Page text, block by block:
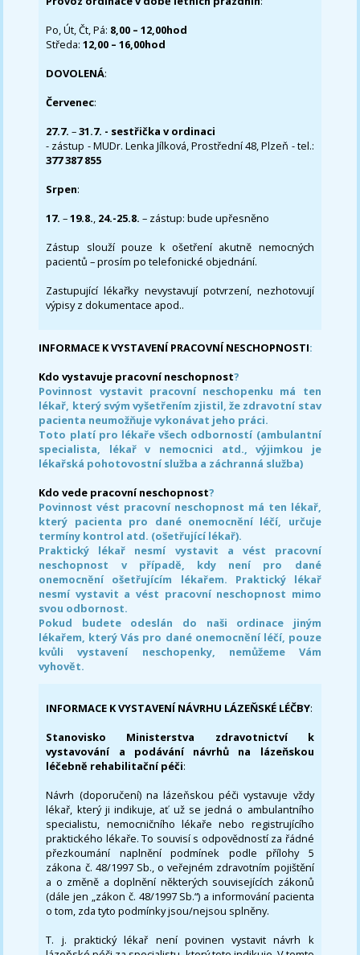
Po, Út, Čt, Pá: 8,00 – 12,00hod
Středa:12,00 – 16,00hod
DOVOLENÁ:
Červenec:
27.7.–31.7. - sestřička v ordinaci
- zástup - MUDr. Lenka Jílková, Prostřední 48, Plzeň - tel.:
377 387 855
Srpen:
17. –19.8., 24.-25.8. – zástup: bude upřesněno
Zástup slouží pouze k ošetření akutně nemocných
pacientů – prosím po telefonické objednání.
Zastupující lékařky nevystavují potvrzení, nezhotovují
výpisy z dokumentace apod..
INFORMACE K VYSTAVENÍ PRACOVNÍ NESCHOPNOSTI:
Kdo vystavuje pracovní neschopnost?
Povinnost vystavit pracovní neschopenku má ten
lékař, který svým vyšetřením zjistil, že zdravotní stav
pacienta neumožňuje vykonávat jeho práci.
Toto platí pro lékaře všech odborností (ambulantní
specialista, lékař v nemocnici atd., výjimkou je
lékařská pohotovostní služba a záchranná služba)
Kdo vede pracovní neschopnost?
Povinnost vést pracovní neschopnost má ten lékař,
který pacienta pro dané onemocnění léčí, určuje
termíny kontrol atd. (ošetřující lékař).
Praktický lékař nesmí vystavit a vést pracovní
neschopnost v případě, kdy není pro dané
onemocnění ošetřujícím lékařem. Praktický lékař
nesmí vystavit a vést pracovní neschopnost mimo
svou odbornost.
Pokud budete odeslán do naši ordinace jiným
lékařem, který Vás pro dané onemocnění léčí, pouze
kvůli vystavení neschopenky, nemůžeme Vám
vyhovět.
INFORMACE K VYSTAVENÍ NÁVRHU LÁZEŇSKÉ LÉČBY:
Stanovisko Ministerstva zdravotnictví k
vystavování a podávání návrhů na lázeňskou
léčebně rehabilitační péči:
Návrh (doporučení) na lázeňskou péči vystavuje vždy
lékař, který ji indikuje, ať už se jedná o ambulantního
specialistu, nemocničního lékaře nebo registrujícího
praktického lékaře. To souvisí s odpovědností za řádné
přezkoumání naplnění podmínek podle přílohy 5
zákona č. 48/1997 Sb., o veřejném zdravotním pojištění
a o změně a doplnění některých souvisejících zákonů
(dále jen „zákon č. 48/1997 Sb.“) a informování pacienta
o tom, zda tyto podmínky jsou/nejsou splněny.
T. j. praktický lékař není povinen vystavit návrh k